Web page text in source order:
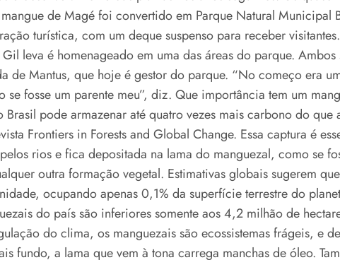
de Magé foi convertido em Parque Natural Municipal
turística, com um deque suspenso para receber
leva é homenageado em uma das áreas do parque.
de Mantus, que hoje é gestor do parque. “No começo era
fosse um parente meu”, diz. Que importância tem um
pode armazenar até quatro vezes mais carbono do
Frontiers in Forests and Global Change. Essa captura é
rios e fica depositada na lama do manguezal, como se
outra formação vegetal. Estimativas globais sugerem
ocupando apenas 0,1% da superfície terrestre do
do país são inferiores somente aos 4,2 milhão de
do clima, os manguezais são ecossistemas frágeis, e
fundo, a lama que vem à tona carrega manchas de óleo.